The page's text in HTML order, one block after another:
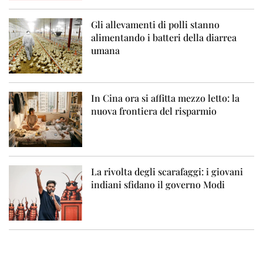
Gli allevamenti di polli stanno
alimentando i batteri della diarrea
umana
In Cina ora si affitta mezzo letto: la
nuova frontiera del risparmio
La rivolta degli scarafaggi: i giovani
indiani sfidano il governo Modi